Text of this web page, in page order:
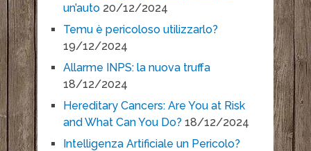
un’auto 20/12/2024
Temu è pericoloso utilizzarlo?
19/12/2024
Allarme INPS: la nuova truffa
18/12/2024
Hereditary Cancers: Are You at Risk
and What Can You Do? 18/12/2024
Intelligenza Artificiale un Pericolo?